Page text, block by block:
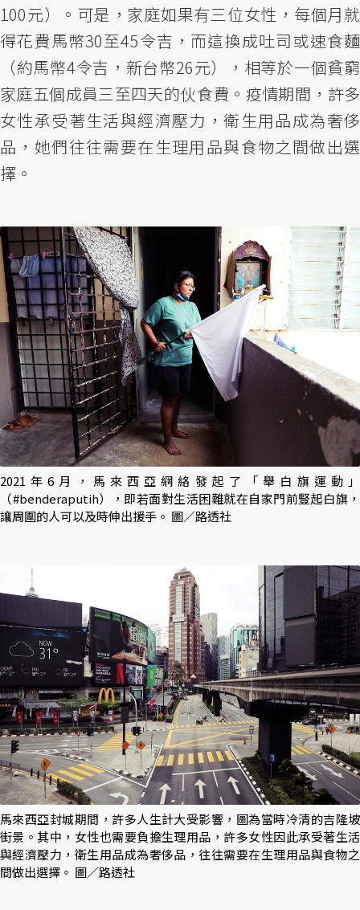
100元）。可是，家庭如果有三位女性，每個月就
得花費馬幣30至45令吉，而這換成吐司或速食麵
（約馬幣4令吉，新台幣26元），相等於一個貧窮
家庭五個成員三至四天的伙食費。疫情期間，許多
女性承受著生活與經濟壓力，衛生用品成為奢侈
品，她們往往需要在生理用品與食物之間做出選
擇。
2021年6月，馬來西亞網絡發起了「舉白旗運動」
（#benderaputih），即若面對生活困難就在自家門前豎起白旗，
讓周圍的人可以及時伸出援手。 圖／路透社
馬來西亞封城期間，許多人生計大受影響，圖為當時冷清的吉隆坡
街景。其中，女性也需要負擔生理用品，許多女性因此承受著生活
與經濟壓力，衛生用品成為奢侈品，往往需要在生理用品與食物之
間做出選擇。 圖／路透社